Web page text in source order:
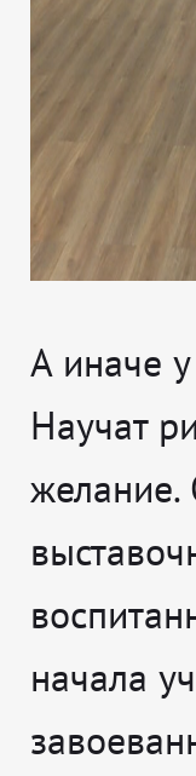
А иначе
Научат
желание.
начала